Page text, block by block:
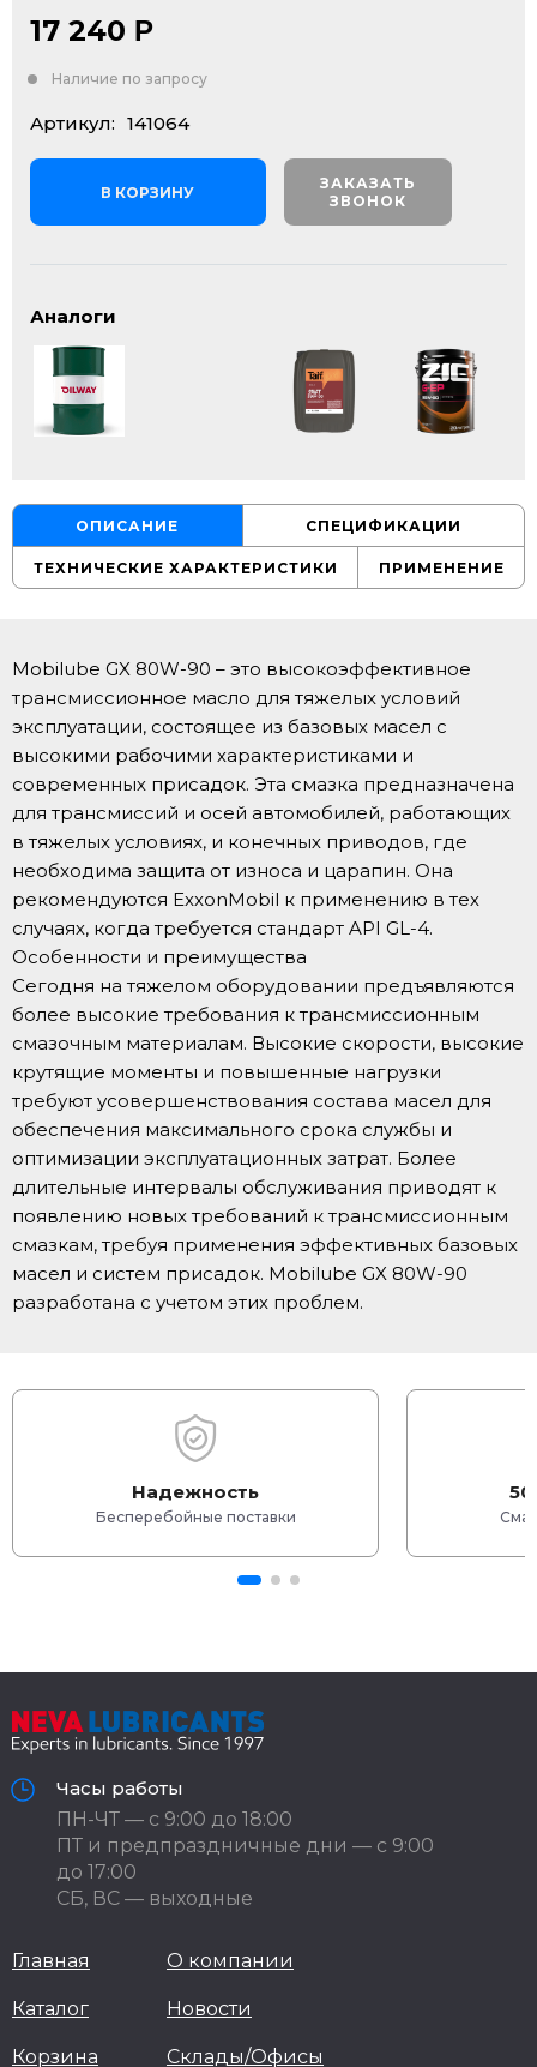
17 240 Р
Наличие по запросу
Артикул: 141064
В КОРЗИНУ
ЗАКАЗАТЬ
ЗВОНОК
Аналоги
ОПИСАНИЕ СПЕЦИФИКАЦИИ
ТЕХНИЧЕСКИЕ ХАРАКТЕРИСТИКИ ПРИМЕНЕНИЕ
Mobilube GX 80W-90 – это высокоэффективное
трансмиссионное масло для тяжелых условий
эксплуатации, состоящее из базовых масел с
высокими рабочими характеристиками и
современных присадок. Эта смазка предназначена
для трансмиссий и осей автомобилей, работающих
в тяжелых условиях, и конечных приводов, где
необходима защита от износа и царапин. Она
рекомендуются ExxonMobil к применению в тех
случаях, когда требуется стандарт API GL-4.
Особенности и преимущества
Сегодня на тяжелом оборудовании предъявляются
более высокие требования к трансмиссионным
смазочным материалам. Высокие скорости, высокие
крутящие моменты и повышенные нагрузки
требуют усовершенствования состава масел для
обеспечения максимального срока службы и
оптимизации эксплуатационных затрат. Более
длительные интервалы обслуживания приводят к
появлению новых требований к трансмиссионным
смазкам, требуя применения эффективных базовых
масел и систем присадок. Mobilube GX 80W-90
разработана с учетом этих проблем.
Надежность
Бесперебойные поставки
Часы работы
ПН-ЧТ — с 9:00 до 18:00
ПТ и предпраздничные дни — с 9:00
до 17:00
СБ, ВС — выходные
Главная
Каталог
Корзина
О компании
Новости
Склады/Офисы